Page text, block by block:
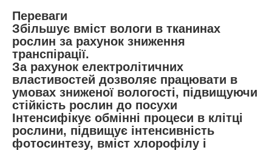
Переваги
Збільшує вміст вологи в тканинах
рослин за рахунок зниження
транспірації.
За рахунок електролітичних
властивостей дозволяє працювати в
умовах зниженої вологості, підвищуючи
стійкість рослин до посухи
Інтенсифікує обмінні процеси в клітці
рослини, підвищує інтенсивність
фотосинтезу, вміст хлорофілу і